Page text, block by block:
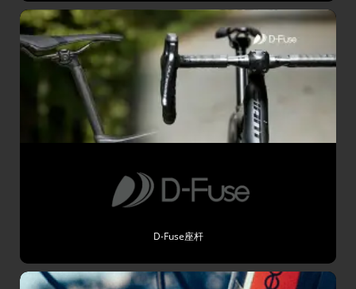
D-Fuse座杆